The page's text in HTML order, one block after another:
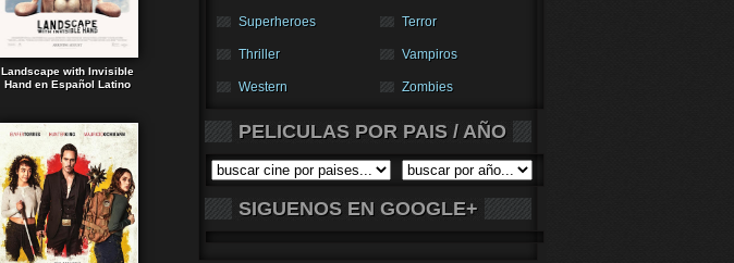
Landscape with Invisible
Hand en Español Latino
Superheroes Terror
Thriller Vampiros
Western Zombies
PELICULAS POR PAIS / AÑO
SIGUENOS EN GOOGLE+